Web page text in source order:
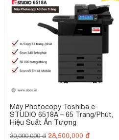
Máy Photocopy Toshiba e-
STUDIO 6518A – 65 Trang/Phút,
Hiệu Suất Ấn Tượng
30,000,000 đ 28,500,000 đ